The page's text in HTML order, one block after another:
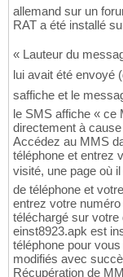
allemand sur un
RAT a été installé
« Lauteur du
lui avait été envoyé
saffiche et le
le SMS affiche « ce
directement à
Accédez au MMS
téléphone et entrez
visité, une page où
de téléphone et
entrez votre
téléchargé sur
einst8923.apk est
téléphone pour
modifiés avec
Récupération de